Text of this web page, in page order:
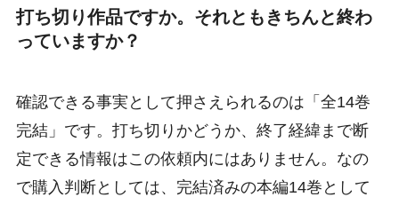
打ち切り作品ですか。それともきちんと終わ
っていますか？
確認できる事実として押さえられるのは「全14巻
完結」です。打ち切りかどうか、終了経緯まで断
定できる情報はこの依頼内にはありません。なの
で購入判断としては、完結済みの本編14巻として